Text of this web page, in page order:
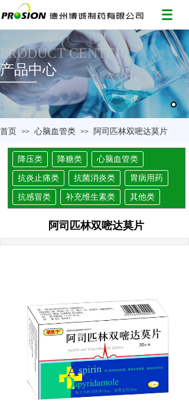
PRODUCT CENTER
产品中心
首页 >> 心脑血管类 >> 阿司匹林双嘧达莫片
降压类 降糖类
心脑血管类
抗炎止痛类
抗菌消炎类
胃病用药
抗感冒类
补充维生素类 其他类
阿司匹林双嘧达莫片